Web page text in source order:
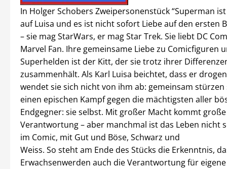
In Holger Schobers Zweipersonenstück “Superman
auf Luisa und es ist nicht sofort Liebe auf den ersten
– sie mag StarWars, er mag Star Trek. Sie liebt DC
Marvel Fan. Ihre gemeinsame Liebe zu Comicfiguren
Superhelden ist der Kitt, der sie trotz ihrer
zusammenhält. Als Karl Luisa beichtet, dass er
wendet sie sich nicht von ihm ab: gemeinsam stürzen
einen epischen Kampf gegen die mächtigsten aller
Endgegner: sie selbst. Mit großer Macht kommt große
Verantwortung – aber manchmal ist das Leben nicht
im Comic, mit Gut und Böse, Schwarz und
Weiss. So steht am Ende des Stücks die Erkenntnis,
Erwachsenwerden auch die Verantwortung für eigene